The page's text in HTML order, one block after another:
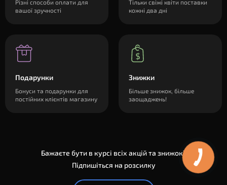
Різні способи оплати для
вашої зручності
Тільки свіжі квіти поставки
кожні два дні
Подарунки
Бонуси та подарунки для
постійних клієнтів магазину
Знижки
Більше знижок, більше
заощаджень!
Бажаєте бути в курсі всіх акцій та знижок?
Підпишіться на розсилку